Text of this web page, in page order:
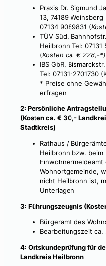
Praxis Dr. Sigmund
13, 74189 Weinsberg
07134 9089831 (
TÜV Süd,
Heilbronn Tel: 07131
(Kosten ca. € 228,-*)
IBS GbR,
Tel: 07131-2701730
* Preise ohne
erfragen
2: Persönliche
(Kosten ca. € 30,-
Stadtkreis)
Rathaus /
Heilbronn bzw. beim
Einwohnermeldeamt
Wohnortgemeinde,
nicht Heilbronn ist,
Unterlagen
3: Führungszeugnis
Bürgeramt des
Bearbeitungszeit ca.
4: Ortskundeprüfung für
Landkreis Heilbronn